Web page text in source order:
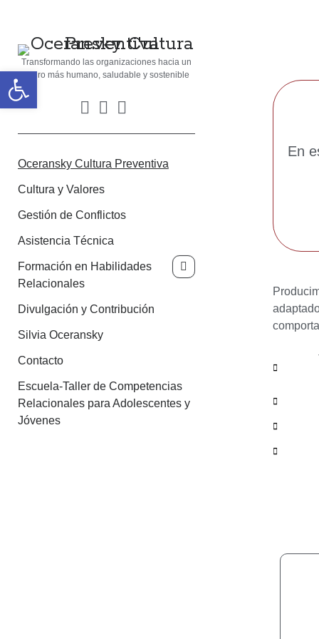
Transformando las organizaciones hacia un
futuro más humano, saludable y sostenible
Oceransky Cultura Preventiva
Cultura y Valores
Gestión de Conflictos
Asistencia Técnica
Formación en Habilidades
Relacionales
Divulgación y Contribución
Silvia Oceransky
Contacto
Escuela-Taller de Competencias
Relacionales para Adolescentes y
Jóvenes
En
Abrir barra de herramientas